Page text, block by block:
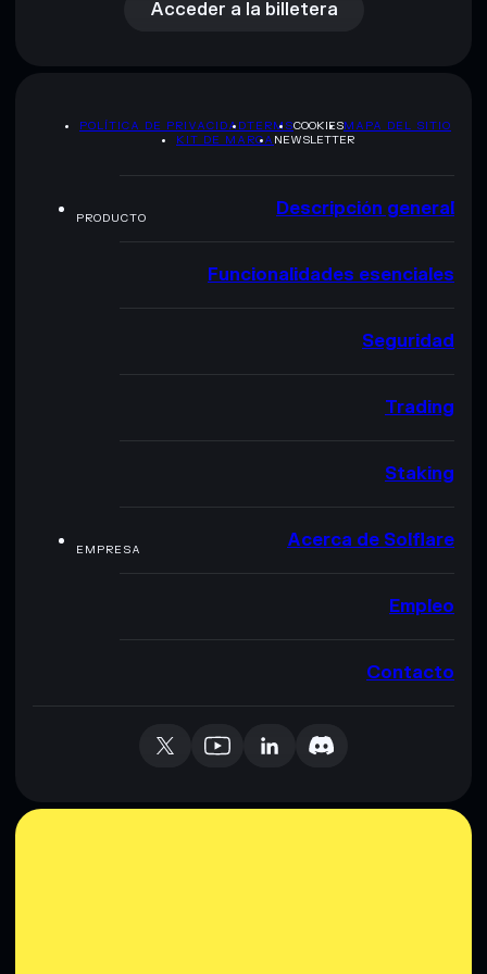
Acceder a la billetera
POLÍTICA DE PRIVACIDADTERMSCOOKIESMAPA DEL SITIO
KIT DE MARCA NEWSLETTER
PRODUCTO Descripción general
Funcionalidades esenciales
Seguridad
Trading
Staking
EMPRESA Acerca de Solflare
Empleo
Contacto